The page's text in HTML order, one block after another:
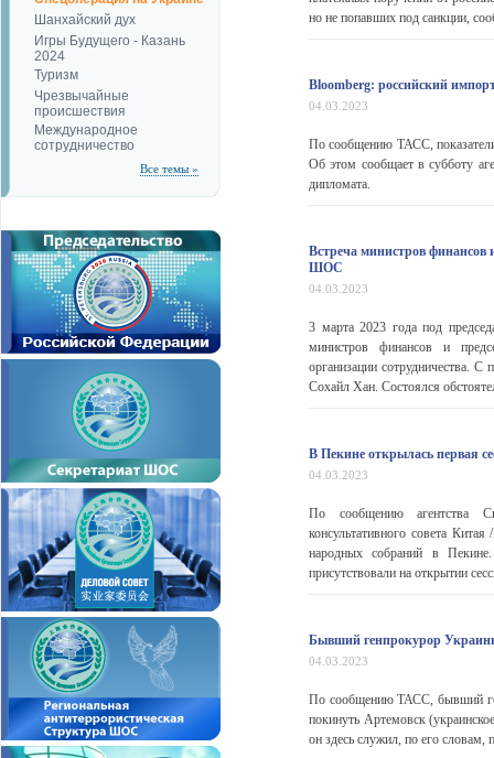
Шанхайский дух
Игры Будущего - Казань
2024
Туризм
Чрезвычайные
происшествия
Международное
сотрудничество
Все темы »
но не попавших под санкции,
Bloomberg: российский
04.03.2023
По сообщению ТАСС, показатели
Об этом сообщает в субботу
дипломата.
Встреча министров финансов
ШОС
04.03.2023
3 марта 2023 года под
министров финансов и
организации сотрудничества. С
Сохайл Хан. Состоялся
В Пекине открылась первая
04.03.2023
По сообщению агентства
консультативного совета
народных собраний в
присутствовали на открытии
Бывший генпрокурор
04.03.2023
По сообщению ТАСС, бывший
покинуть Артемовск
он здесь служил, по его словам,